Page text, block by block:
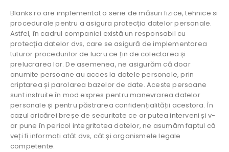
Blanks.ro are implementat o serie de măsuri fizice, tehnice si
procedurale pentru a asigura protecția datelor personale.
Astfel, în cadrul companiei există un responsabil cu
protecția datelor dvs, care se asigură de implementarea
tuturor procedurilor de lucru ce țin de colectarea și
prelucrarea lor. De asemenea, ne asigurăm că doar
anumite persoane au acces la datele personale, prin
criptarea și parolarea bazelor de date. Aceste persoane
sunt instruite în mod expres pentru manevrarea datelor
personale și pentru păstrarea confidențialității acestora. În
cazul oricărei breșe de securitate ce ar putea interveni și v-
ar pune în pericol integritatea datelor, ne asumăm faptul că
veți fi informați atât dvs, cât și organismele legale
competente.